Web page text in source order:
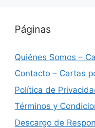
Páginas
Quiénes Somos –
Contacto – Cartas
Política de
Términos y
Descargo de